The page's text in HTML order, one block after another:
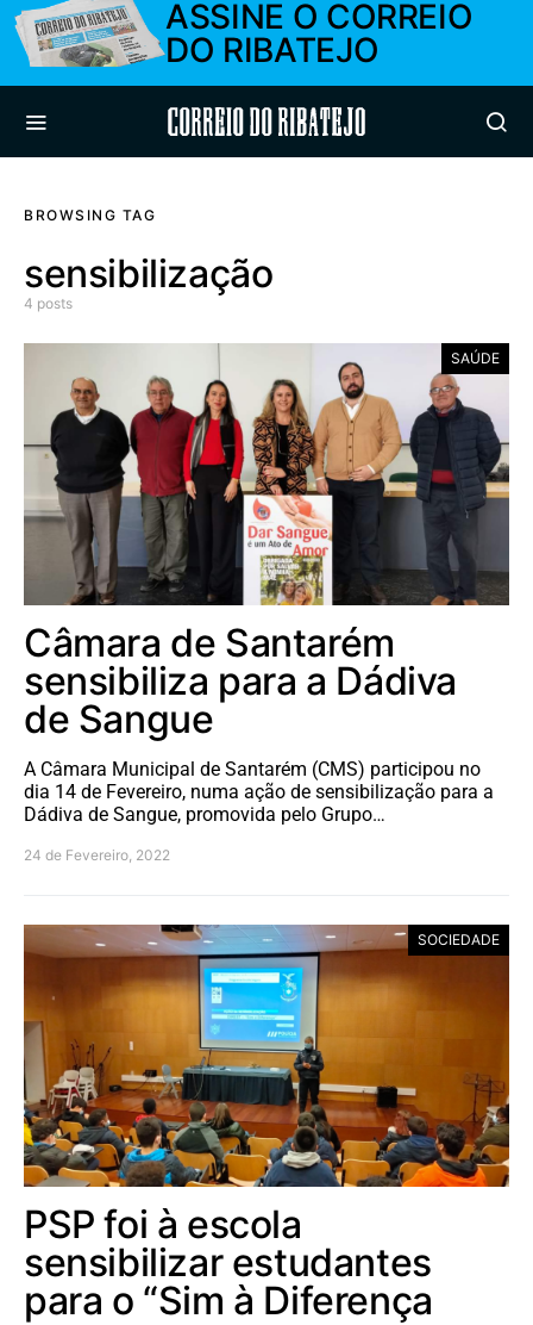
ASSINE O CORREIO
DO RIBATEJO
Correio do Ribatejo
BROWSING TAG
sensibilização
4 posts
SAÚDE
Câmara de Santarém
sensibiliza para a Dádiva
de Sangue
A Câmara Municipal de Santarém (CMS) participou no
dia 14 de Fevereiro, numa ação de sensibilização para a
Dádiva de Sangue, promovida pelo Grupo…
24 de Fevereiro, 2022
SOCIEDADE
PSP foi à escola
sensibilizar estudantes
para o “Sim à Diferença